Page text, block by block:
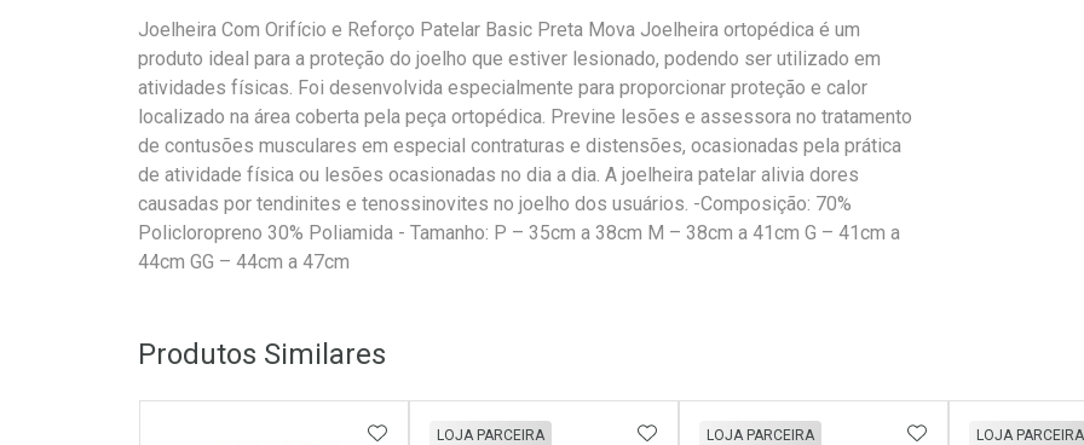
Joelheira Com Orifício e Reforço Patelar Basic Preta Mova Joelheira ortopédica é um
produto ideal para a proteção do joelho que estiver lesionado, podendo ser utilizado em
atividades físicas. Foi desenvolvida especialmente para proporcionar proteção e calor
localizado na área coberta pela peça ortopédica. Previne lesões e assessora no tratamento
de contusões musculares em especial contraturas e distensões, ocasionadas pela prática
de atividade física ou lesões ocasionadas no dia a dia. A joelheira patelar alivia dores
causadas por tendinites e tenossinovites no joelho dos usuários. -Composição: 70%
Policloropreno 30% Poliamida - Tamanho: P – 35cm a 38cm M – 38cm a 41cm G – 41cm a
44cm GG – 44cm a 47cm
Produtos Similares
ADICIONAR AOS FAVORITOS
LOJA PARCEIRA ADICIONAR AOS FAVORITOS
LOJA PARCEIRA ADICIONAR AOS
LOJA PARCEIRA